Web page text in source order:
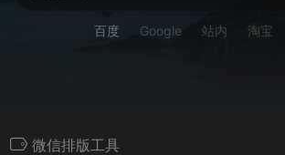
百度 Google 站内 淘宝
微信排版工具